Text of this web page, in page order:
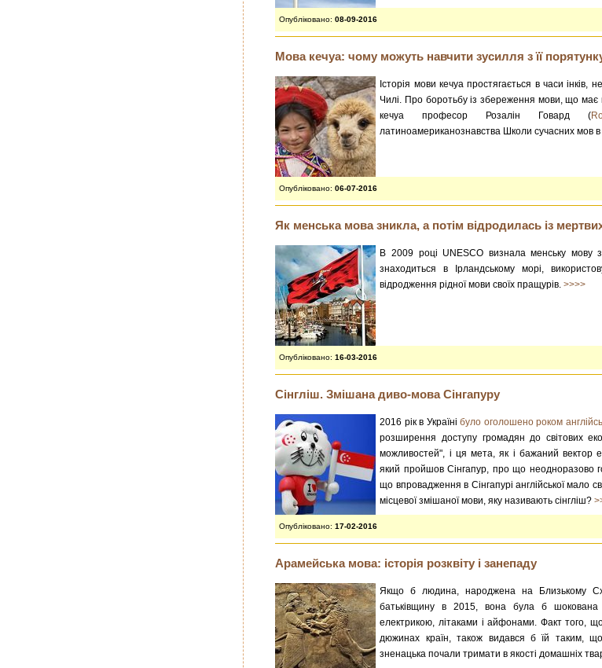
Опубліковано:08-09-2016
Мова кечуа: чому можуть навчити зусилля з її
Історія мови кечуа простягається в часи інків,
Чилі. Про боротьбу із збереження мови, що має
кечуа професор Розалін Говард (
латиноамериканознавства Школи сучасних мов
Опубліковано:06-07-2016
Як менська мова зникла, а потім відродилась із
В 2009 році UNESCO визнала менську мову
знаходиться в Ірландському морі,
відродження рідної мови своїх пращурів.>>>>
Опубліковано:16-03-2016
Сінгліш. Змішана диво-мова Сінгапуру
2016 рік в Українібуло оголошено роком
розширення доступу громадян до світових
можливостей", і ця мета, як і бажаний вектор
який пройшов Сінгапур, про що неодноразово
що впровадження в Сінгапурі англійської мало
місцевої змішаної мови, яку називають сінгліш?
Опубліковано:17-02-2016
Арамейська мова: історія розквіту і занепаду
Якщо б людина, народжена на Близькому
батьківщину в 2015, вона була б
електрикою, літаками і айфонами. Факт того,
дюжинах країн, також видався б їй таким,
зненацька почали тримати в якості домашніх